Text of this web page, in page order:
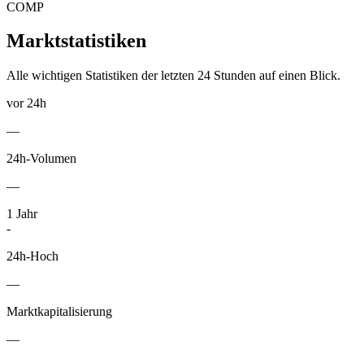
COMP
Marktstatistiken
Alle wichtigen Statistiken der letzten 24 Stunden auf einen Blick.
vor 24h
—
24h-Volumen
—
1 Jahr
-
24h-Hoch
—
Marktkapitalisierung
—